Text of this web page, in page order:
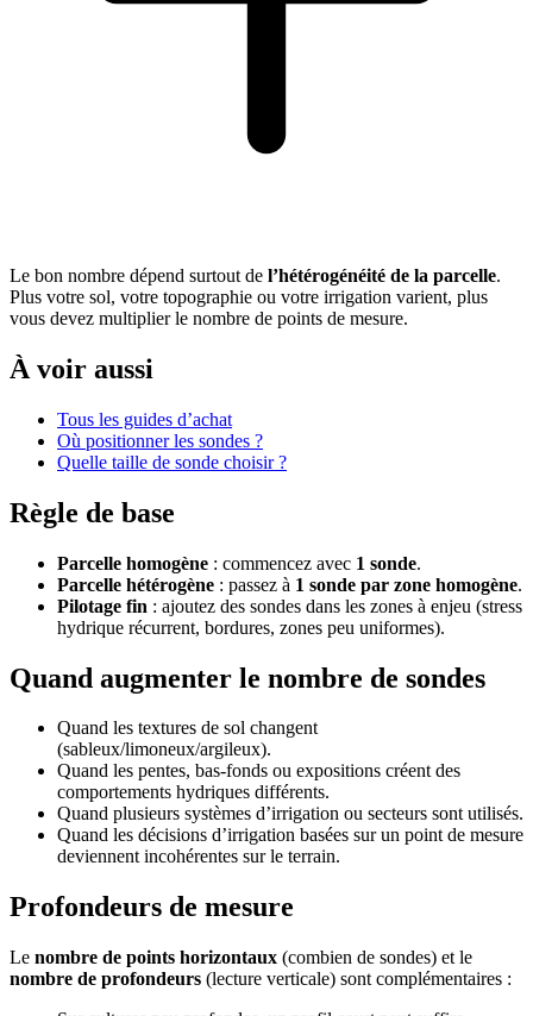
Le bon nombre dépend surtout de l’hétérogénéité de la parcelle.
Plus votre sol, votre topographie ou votre irrigation varient, plus
vous devez multiplier le nombre de points de mesure.
À voir aussi
Tous les guides d’achat
Où positionner les sondes ?
Quelle taille de sonde choisir ?
Règle de base
Parcelle homogène : commencez avec 1 sonde.
Parcelle hétérogène : passez à 1 sonde par zone homogène.
Pilotage fin : ajoutez des sondes dans les zones à enjeu (stress
hydrique récurrent, bordures, zones peu uniformes).
Quand augmenter le nombre de sondes
Quand les textures de sol changent
(sableux/limoneux/argileux).
Quand les pentes, bas-fonds ou expositions créent des
comportements hydriques différents.
Quand plusieurs systèmes d’irrigation ou secteurs sont utilisés.
Quand les décisions d’irrigation basées sur un point de mesure
deviennent incohérentes sur le terrain.
Profondeurs de mesure
Le nombre de points horizontaux (combien de sondes) et le
nombre de profondeurs (lecture verticale) sont complémentaires :